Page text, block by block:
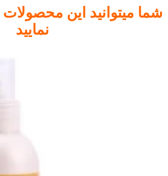
شما میتوانید این محصولات
نمایید